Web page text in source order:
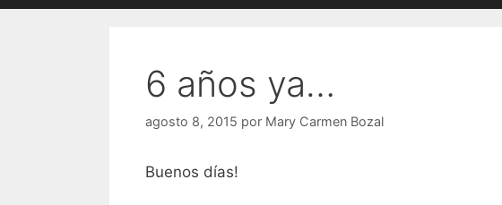
6 años ya…
agosto 8, 2015 por Mary Carmen Bozal
Buenos días!